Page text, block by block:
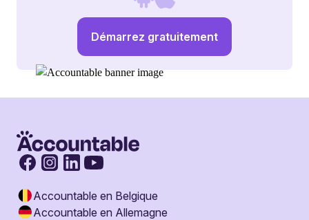
Démarrez gratuitement
Accountable en Belgique
Accountable en Allemagne